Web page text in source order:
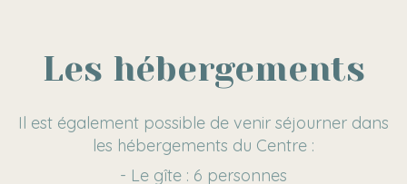
Les hébergements
Il est également possible de venir séjourner dans
les hébergements du Centre :
- Le gîte : 6 personnes